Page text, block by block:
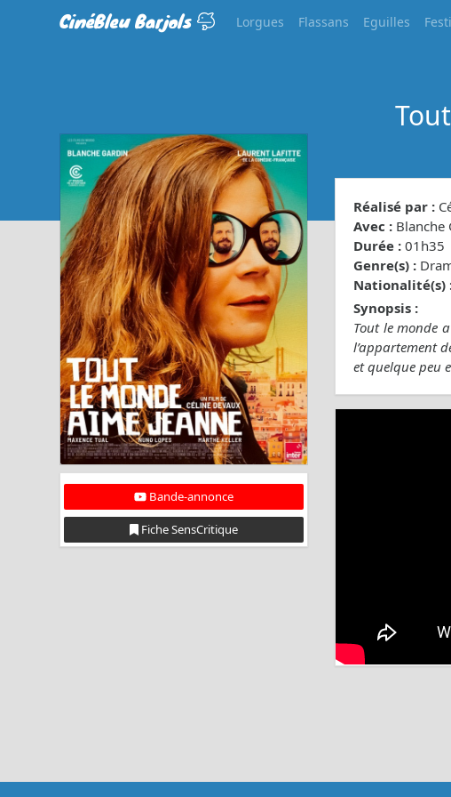
CinéBleu Barjols Lorgues Flassans Eguilles
Bande-annonce
Fiche SensCritique
Réalisé par :
Avec : Blanche
Durée : 01h35
Genre(s) :
Nationalité(s)
Synopsis :
Tout le monde
l’appartement
et quelque peu